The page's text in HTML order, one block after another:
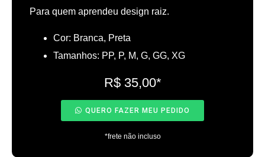
Para quem aprendeu design raiz.
Cor: Branca, Preta
Tamanhos: PP, P, M, G, GG, XG
R$ 35,00*
QUERO FAZER MEU PEDIDO
*frete não incluso